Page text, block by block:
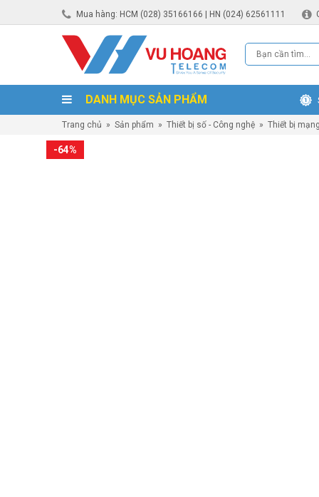
Mua hàng: HCM (028) 35166166 | HN (024) 62561111
DANH MỤC SẢN PHẨM
Trang chủ » Sản phẩm » Thiết bị số - Công nghệ » Thiết bị mạng
-64%